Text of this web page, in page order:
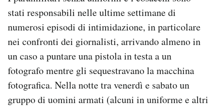
stati responsabili nelle ultime settimane di
numerosi episodi di intimidazione, in particolare
nei confronti dei giornalisti, arrivando almeno in
un caso a puntare una pistola in testa a un
fotografo mentre gli sequestravano la macchina
fotografica. Nella notte tra venerdì e sabato un
gruppo di uomini armati (alcuni in uniforme e altri